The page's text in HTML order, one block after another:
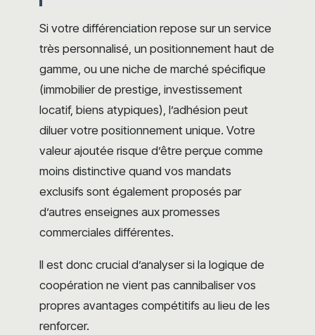
Si votre différenciation repose sur un service
très personnalisé, un positionnement haut de
gamme, ou une niche de marché spécifique
(immobilier de prestige, investissement
locatif, biens atypiques), l’adhésion peut
diluer votre positionnement unique. Votre
valeur ajoutée risque d’être perçue comme
moins distinctive quand vos mandats
exclusifs sont également proposés par
d’autres enseignes aux promesses
commerciales différentes.
Il est donc crucial d’analyser si la logique de
coopération ne vient pas cannibaliser vos
propres avantages compétitifs au lieu de les
renforcer.